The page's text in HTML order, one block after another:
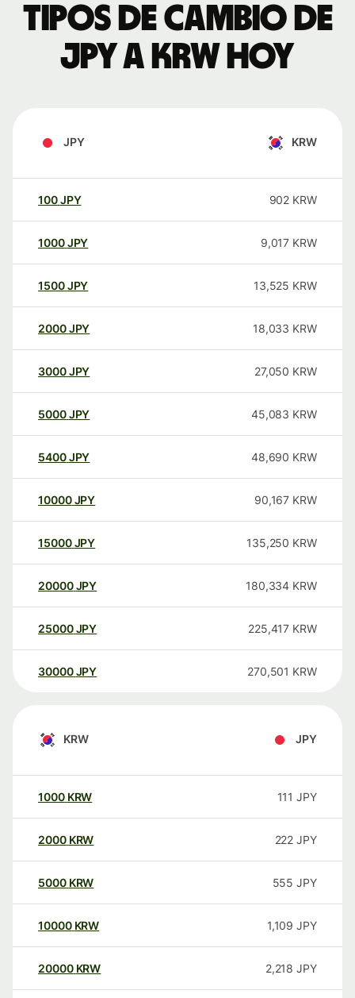
Tipos de cambio de
JPY a KRW hoy
JPY KRW
100JPY 902 KRW
1000JPY 9,017 KRW
1500JPY 13,525 KRW
2000JPY 18,033 KRW
3000JPY 27,050 KRW
5000JPY 45,083 KRW
5400JPY 48,690 KRW
10000 JPY 90,167 KRW
15000 JPY 135,250 KRW
20000 JPY 180,334 KRW
25000 JPY 225,417 KRW
30000 JPY 270,501 KRW
KRW JPY
1000 KRW 111 JPY
2000 KRW 222 JPY
5000 KRW 555 JPY
10000 KRW 1,109 JPY
20000 KRW 2,218 JPY